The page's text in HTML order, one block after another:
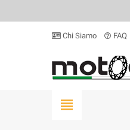
Chi Siamo help_outline FAQ
view_headline